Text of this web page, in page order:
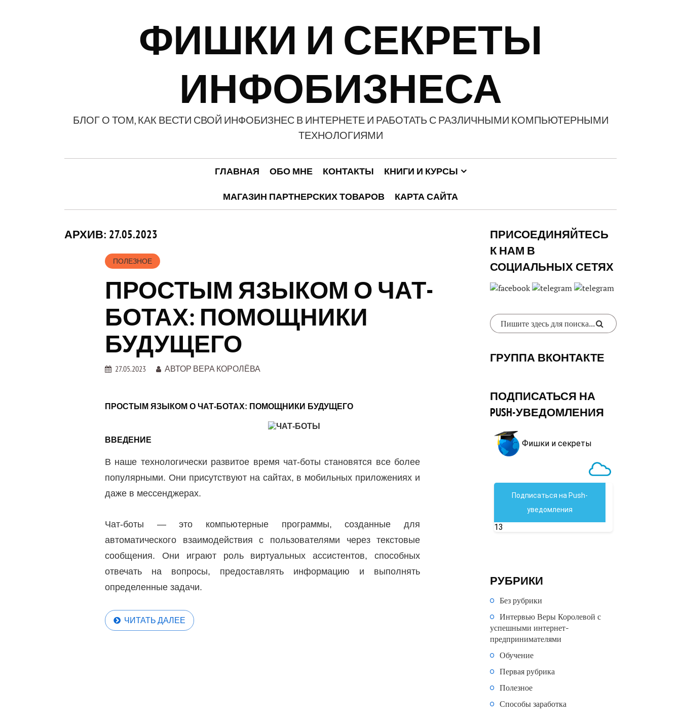
ФИШКИ И СЕКРЕТЫ
ИНФОБИЗНЕСА
БЛОГ О ТОМ, КАК ВЕСТИ СВОЙ ИНФОБИЗНЕС В ИНТЕРНЕТЕ И РАБОТАТЬ С РАЗЛИЧНЫМИ КОМПЬЮТЕРНЫМИ
ТЕХНОЛОГИЯМИ
ГЛАВНАЯ ОБО МНЕ КОНТАКТЫ КНИГИ И КУРСЫ
МАГАЗИН ПАРТНЕРСКИХ ТОВАРОВ КАРТА САЙТА
АРХИВ: 27.05.2023
ПОЛЕЗНОЕ
ПРОСТЫМ ЯЗЫКОМ О ЧАТ-
БОТАХ: ПОМОЩНИКИ
БУДУЩЕГО
27.05.2023 АВТОР ВЕРА КОРОЛЁВА
ПРОСТЫМ ЯЗЫКОМ О ЧАТ-БОТАХ: ПОМОЩНИКИ БУДУЩЕГО
ВВЕДЕНИЕ
В наше технологически развитое время чат-боты становятся все более
популярными. Они присутствуют на сайтах, в мобильных приложениях и
даже в мессенджерах.
Чат-боты — это компьютерные программы, созданные для
автоматического взаимодействия с пользователями через текстовые
сообщения. Они играют роль виртуальных ассистентов, способных
отвечать на вопросы, предоставлять информацию и выполнять
определенные задачи.
ЧИТАТЬ ДАЛЕЕ
ПРИСОЕДИНЯЙТЕСЬ
К НАМ В
СОЦИАЛЬНЫХ СЕТЯХ
ГРУППА ВКОНТАКТЕ
ПОДПИСАТЬСЯ НА
PUSH-УВЕДОМЛЕНИЯ
РУБРИКИ
Без рубрики
Интервью Веры Королевой с
успешными интернет-
предпринимателями
Обучение
Первая рубрика
Полезное
Способы заработка